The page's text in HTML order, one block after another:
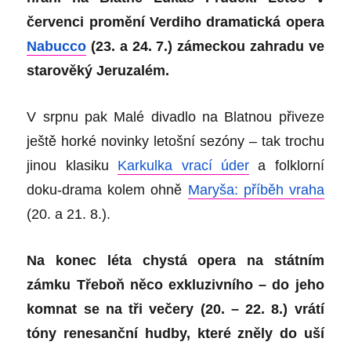
červenci promění Verdiho dramatická opera
Nabucco (23. a 24. 7.) zámeckou zahradu ve
starověký Jeruzalém.
V srpnu pak Malé divadlo na Blatnou přiveze
ještě horké novinky letošní sezóny – tak trochu
jinou klasiku Karkulka vrací údera folklorní
doku-drama kolem ohně Maryša: příběh vraha
(20. a 21. 8.).
Na konec léta chystá opera na státním
zámku Třeboň něco exkluzivního – do jeho
komnat se na tři večery (20. – 22. 8.) vrátí
tóny renesanční hudby, které zněly do uší